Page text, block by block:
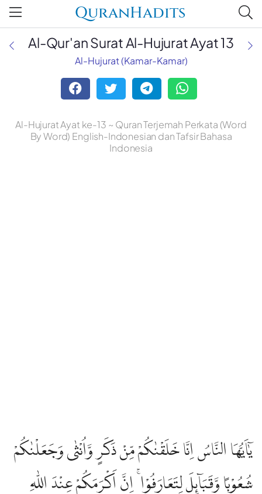
QuranHadits
Al-Qur'an Surat Al-Hujurat Ayat 13
Al-Hujurat (Kamar-Kamar)
Al-Hujurat Ayat ke-13 ~ Quran Terjemah Perkata (Word
By Word) English-Indonesian dan Tafsir Bahasa
Indonesia
يٰٓاَيُّهَا النَّاسُ اِنَّا خَلَقْنٰكُمْ مِّنْ ذَكَرٍ وَّاُنْثٰى وَجَعَلْنٰكُمْ
شُعُوْبًا وَّقَبَاۤىِٕلَ لِتَعَارَفُوْا ۚ اِنَّ اَكْرَمَكُمْ عِنْدَ اللّٰهِ